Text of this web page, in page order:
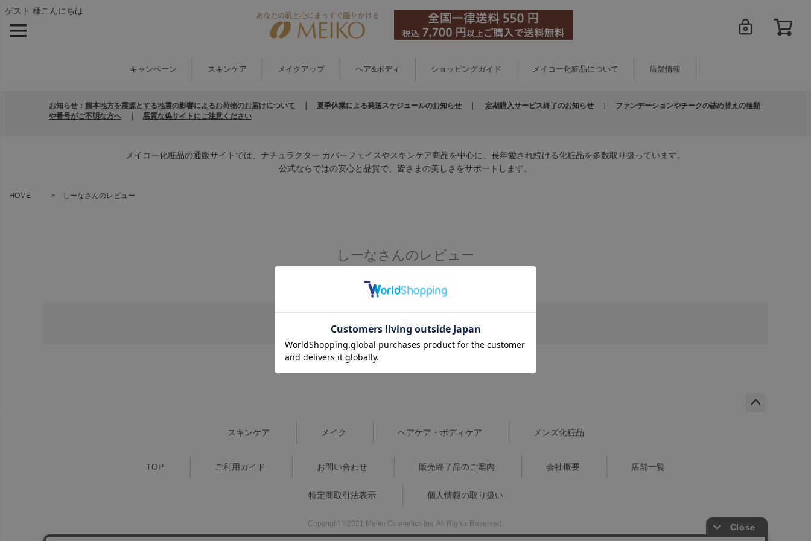
ゲスト 様こんにちは
キャンペーン スキンケア メイクアップ ヘア&ボディ ショッピングガイド メイコー化粧品について 店舗情報
お知らせ： 熊本地方を震源とする地震の影響によるお荷物のお届けについて 夏季休業による発送スケジュールのお知らせ 定期購入サービス終了のお知らせ
ファンデーションやチークの詰め替えの種類
や番号がご不明な方へ
悪質な偽サイトにご注意ください
メイコー化粧品の通販サイトでは、ナチュラクター カバーフェイスやスキンケア商品を中心に、長年愛され続ける化粧品を多数取り扱っています。
公式ならではの安心と品質で、皆さまの美しさをサポートします。
HOME しーなさんのレビュー
しーなさんのレビュー
スキンケア メイク ヘアケア・ボディケア メンズ化粧品
TOP ご利用ガイド お問い合わせ 販売終了品のご案内 会社概要 店舗一覧
特定商取引法表示 個人情報の取り扱い
Copyright ©2021 Meiko Cosmetics Ins. All Rights Reserved.